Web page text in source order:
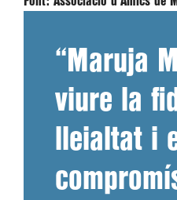
“Maruja
viure la
lleialtat i